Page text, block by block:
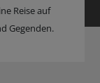
Reise auf
Gegenden.